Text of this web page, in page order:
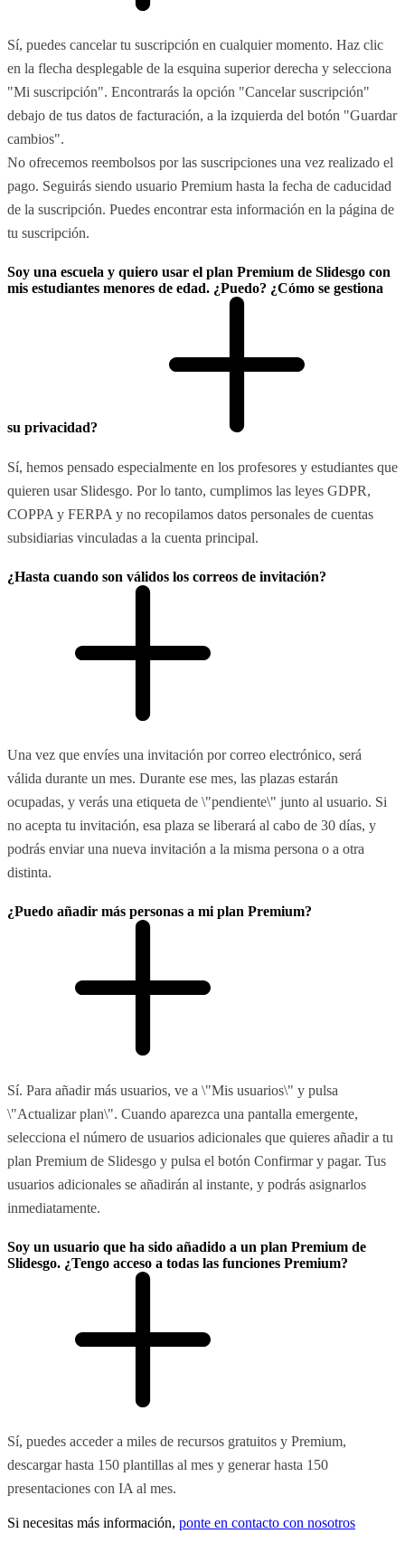
Sí, puedes cancelar tu suscripción en cualquier momento. Haz clic
en la flecha desplegable de la esquina superior derecha y selecciona
"Mi suscripción". Encontrarás la opción "Cancelar suscripción"
debajo de tus datos de facturación, a la izquierda del botón "Guardar
cambios".
No ofrecemos reembolsos por las suscripciones una vez realizado el
pago. Seguirás siendo usuario Premium hasta la fecha de caducidad
de la suscripción. Puedes encontrar esta información en la página de
tu suscripción.
Soy una escuela y quiero usar el plan Premium de Slidesgo con
mis estudiantes menores de edad. ¿Puedo? ¿Cómo se gestiona
su privacidad?
Sí, hemos pensado especialmente en los profesores y estudiantes que
quieren usar Slidesgo. Por lo tanto, cumplimos las leyes GDPR,
COPPA y FERPA y no recopilamos datos personales de cuentas
subsidiarias vinculadas a la cuenta principal.
¿Hasta cuando son válidos los correos de invitación?
Una vez que envíes una invitación por correo electrónico, será
válida durante un mes. Durante ese mes, las plazas estarán
ocupadas, y verás una etiqueta de \"pendiente\" junto al usuario. Si
no acepta tu invitación, esa plaza se liberará al cabo de 30 días, y
podrás enviar una nueva invitación a la misma persona o a otra
distinta.
¿Puedo añadir más personas a mi plan Premium?
Sí. Para añadir más usuarios, ve a \"Mis usuarios\" y pulsa
\"Actualizar plan\". Cuando aparezca una pantalla emergente,
selecciona el número de usuarios adicionales que quieres añadir a tu
plan Premium de Slidesgo y pulsa el botón Confirmar y pagar. Tus
usuarios adicionales se añadirán al instante, y podrás asignarlos
inmediatamente.
Soy un usuario que ha sido añadido a un plan Premium de
Slidesgo. ¿Tengo acceso a todas las funciones Premium?
Sí, puedes acceder a miles de recursos gratuitos y Premium,
descargar hasta 150 plantillas al mes y generar hasta 150
presentaciones con IA al mes.
Si necesitas más información, ponte en contacto con nosotros